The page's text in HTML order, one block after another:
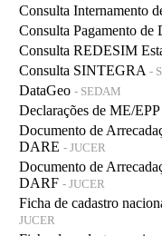
Consulta Internamento
Consulta Pagamento de
Consulta REDESIM
Consulta SINTEGRA -
DataGeo - SEDAM
Declarações de ME/EPP
Documento de
DARE - JUCER
Documento de
DARF - JUCER
Ficha de cadastro
JUCER